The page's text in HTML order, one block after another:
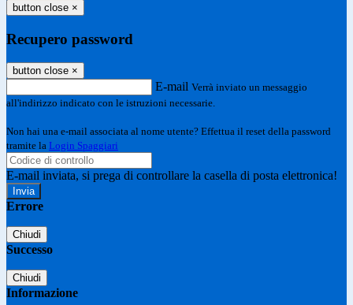
button close ×
Recupero password
button close ×
E-mail Verrà inviato un messaggio
all'indirizzo indicato con le istruzioni necessarie.
Non hai una e-mail associata al nome utente? Effettua il reset della password
tramite la Login Spaggiari
E-mail inviata, si prega di controllare la casella di posta elettronica!
Errore
Chiudi
Successo
Chiudi
Informazione